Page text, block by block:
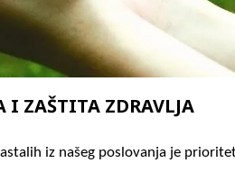
I ZAŠTITA ZDRAVLJA
iz našeg poslovanja je